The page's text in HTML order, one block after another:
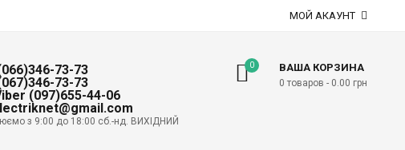
МОЙ АКАУНТ
0 ВАША КОРЗИНА
0 товаров - 0.00 грн
73-73
73-73
(097)655-44-06
з 9:00 до 18:00 сб.-нд. ВИХІДНИЙ